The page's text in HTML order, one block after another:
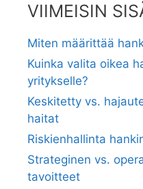
VIIMEISIN
Miten määrittää
Kuinka valita oikea
yritykselle?
Keskitetty vs.
haitat
Riskienhallinta
Strateginen vs.
tavoitteet